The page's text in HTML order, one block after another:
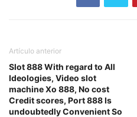
Artículo anterior
Slot 888 With regard to All
Ideologies, Video slot
machine Xo 888, No cost
Credit scores, Port 888 Is
undoubtedly Convenient So